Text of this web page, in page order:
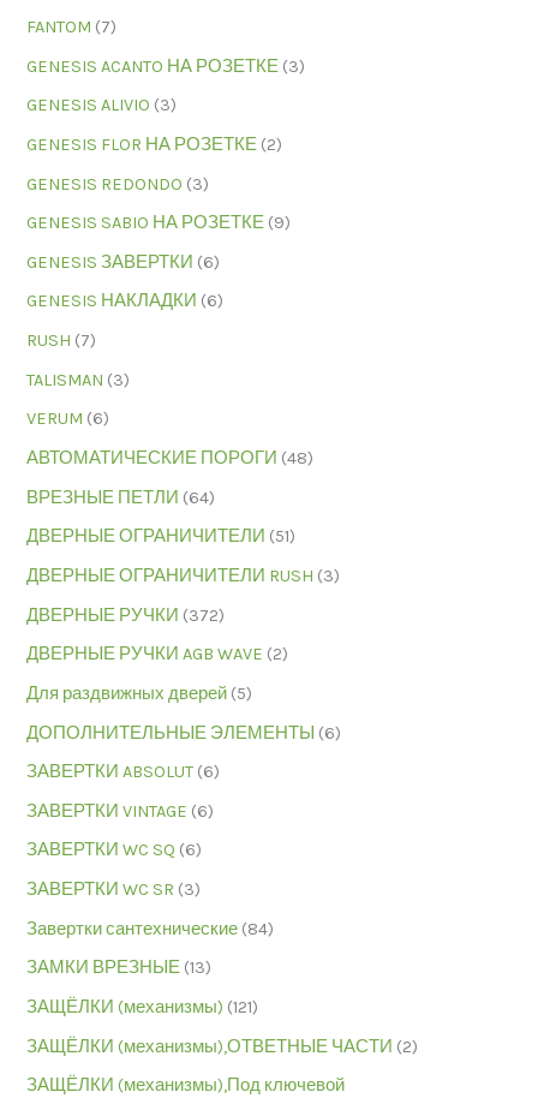
FANTOM (7)
GENESIS ACANTO НА РОЗЕТКЕ (3)
GENESIS ALIVIO (3)
GENESIS FLOR НА РОЗЕТКЕ (2)
GENESIS REDONDO (3)
GENESIS SABIO НА РОЗЕТКЕ (9)
GENESIS ЗАВЕРТКИ (6)
GENESIS НАКЛАДКИ (6)
RUSH (7)
TALISMAN (3)
VERUM (6)
АВТОМАТИЧЕСКИЕ ПОРОГИ (48)
ВРЕЗНЫЕ ПЕТЛИ (64)
ДВЕРНЫЕ ОГРАНИЧИТЕЛИ (51)
ДВЕРНЫЕ ОГРАНИЧИТЕЛИ RUSH (3)
ДВЕРНЫЕ РУЧКИ (372)
ДВЕРНЫЕ РУЧКИ AGB WAVE (2)
Для раздвижных дверей (5)
ДОПОЛНИТЕЛЬНЫЕ ЭЛЕМЕНТЫ (6)
ЗАВЕРТКИ ABSOLUT (6)
ЗАВЕРТКИ VINTAGE (6)
ЗАВЕРТКИ WC SQ (6)
ЗАВЕРТКИ WC SR (3)
Завертки сантехнические (84)
ЗАМКИ ВРЕЗНЫЕ (13)
ЗАЩЁЛКИ (механизмы) (121)
ЗАЩЁЛКИ (механизмы),ОТВЕТНЫЕ ЧАСТИ (2)
ЗАЩЁЛКИ (механизмы),Под ключевой